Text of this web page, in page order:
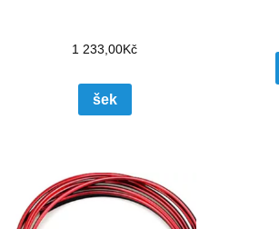
1 233,00Kč
šek